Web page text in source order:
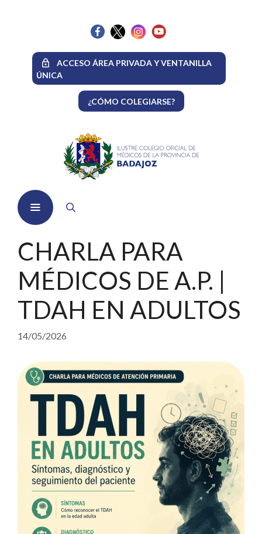
ACCESO ÁREA PRIVADA Y VENTANILLA
ÚNICA
¿CÓMO COLEGIARSE?
Menú
CHARLA PARA
MÉDICOS DE A.P. |
TDAH EN ADULTOS
14/05/2026